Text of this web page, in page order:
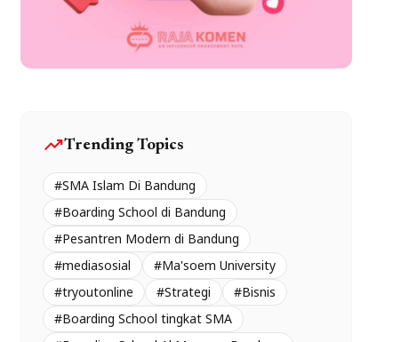
trending_upTrending Topics
#SMA Islam Di Bandung
#Boarding School di Bandung
#Pesantren Modern di Bandung
#mediasosial
#Ma'soem University
#tryoutonline
#Strategi
#Bisnis
#Boarding School tingkat SMA